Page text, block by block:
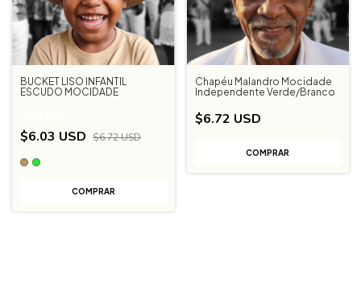
BUCKET LISO INFANTIL
ESCUDO MOCIDADE
$6.03 USD $6.72 USD
COMPRAR
Chapéu Malandro Mocidade
Independente Verde/Branco
$6.72 USD